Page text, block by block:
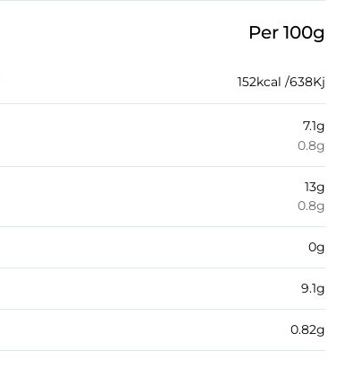
Per 100g
152kcal /638Kj
7.1g
0.8g
13g
0.8g
0g
9.1g
0.82g